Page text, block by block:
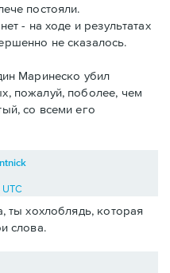
постояли.
- на ходе и результатах
не сказалось.
Маринеско убил
пожалуй, поболее, чем
со всеми его
ты хохлоблядь, которая
слова.